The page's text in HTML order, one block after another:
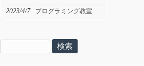
2023/4/7 プログラミング教室
索: